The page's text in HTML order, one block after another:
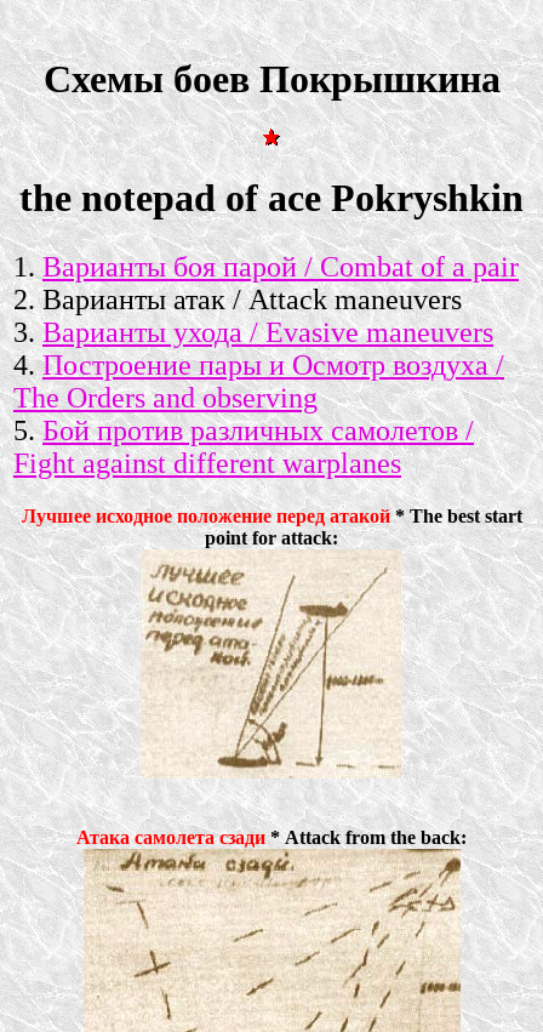
Схемы боев Покрышкина
the notepad of ace Pokryshkin
1.Варианты боя парой / Combat of a pair
2. Варианты атак / Attack maneuvers
3.Варианты ухода / Evasive maneuvers
4.Построение пары и Осмотр воздуха /
The Orders and observing
5.Бой против различных самолетов /
Fight against different warplanes
Лучшее исходное положение перед атакой* The best start
point for attack:
Атака самолета сзади * Attack from the back: